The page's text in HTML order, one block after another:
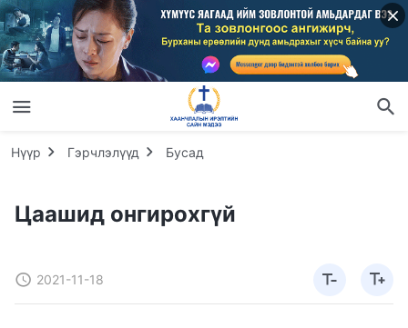
Нүүр Гэрчлэлүүд Бусад
Цаашид онгирохгүй
2021-11-18